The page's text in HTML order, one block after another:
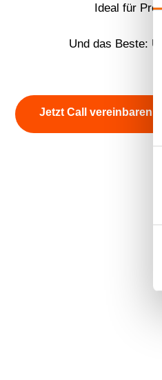
Ideal für
Und das Beste:
Jetzt Call vereinbaren